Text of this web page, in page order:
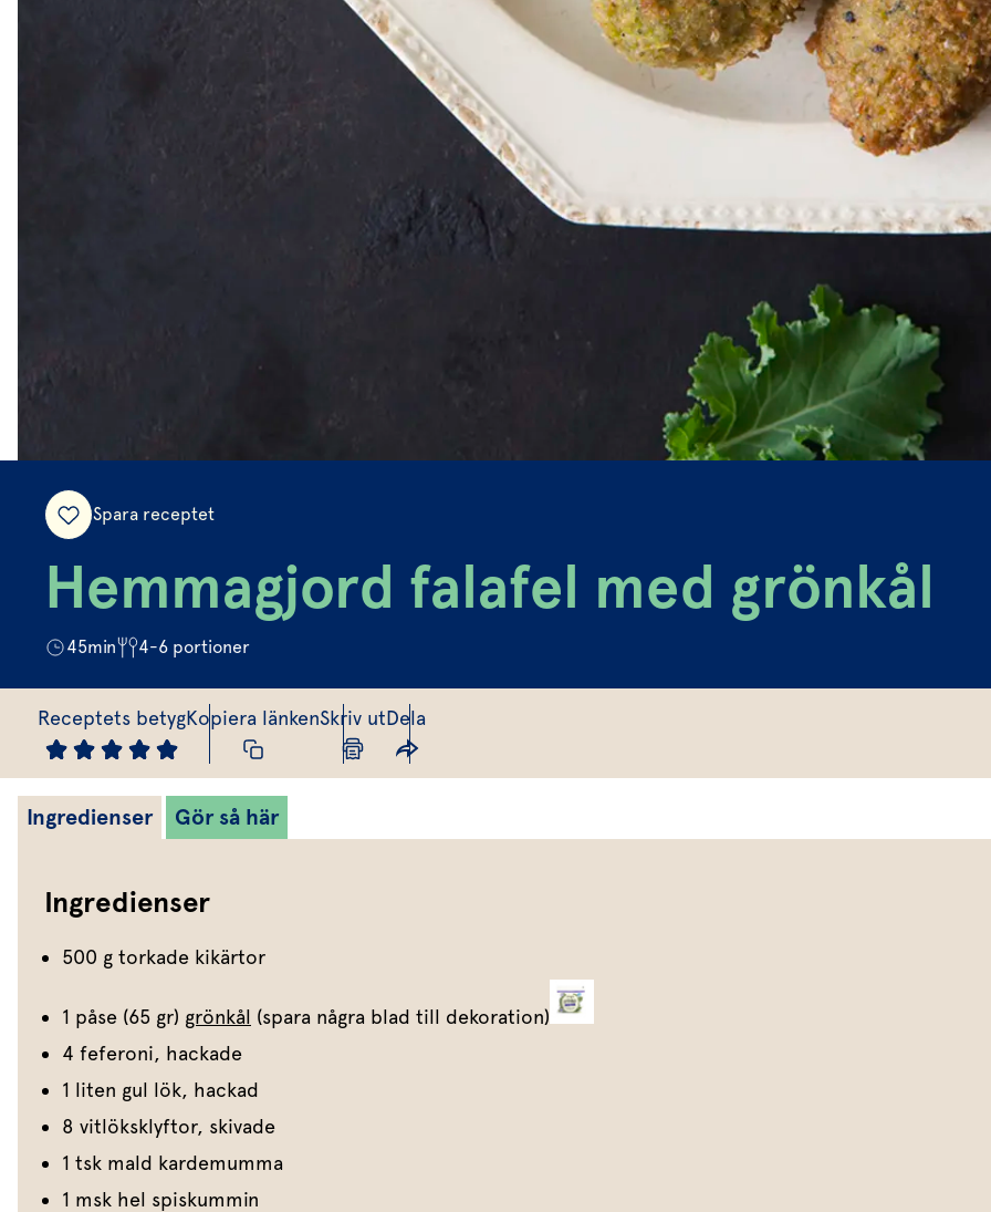
Spara receptet
Hemmagjord falafel med grönkål
45min 4-6 portioner
Receptets betygKopiera länkenSkriv utDela
Ingredienser Gör så här
Ingredienser
500 g torkade kikärtor
1 påse (65 gr) grönkål (spara några blad till dekoration)
4 feferoni, hackade
1 liten gul lök, hackad
8 vitlöksklyftor, skivade
1 tsk mald kardemumma
1 msk hel spiskummin